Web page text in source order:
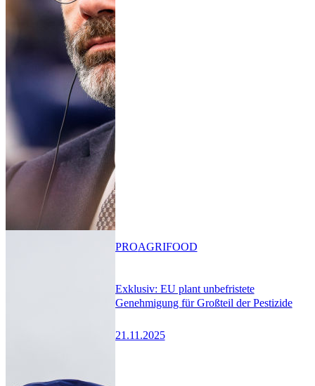
Exklusiv: EU plant unbefristete
Genehmigung für Großteil der Pestizide
21.11.2025
PROAGRIFOOD